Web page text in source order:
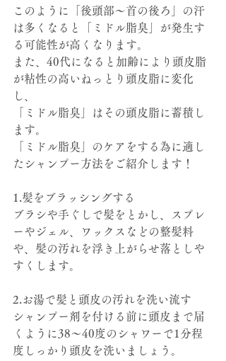
このように「後頭部～首の後ろ」の汗
は多くなると「ミドル脂臭」が発生す
る可能性が高くなります。
また、40代になると加齢により頭皮脂
が粘性の高いねっとり頭皮脂に変化
し、
「ミドル脂臭」はその頭皮脂に蓄積し
ます。
「ミドル脂臭」のケアをする為に適し
たシャンプー方法をご紹介します！
1.髪をブラッシングする
ブラシや手ぐしで髪をとかし、スプレ
ーやジェル、ワックスなどの整髪料
や、髪の汚れを浮き上がらせ落としや
すくします。
2.お湯で髪と頭皮の汚れを洗い流す
シャンプー剤を付ける前に頭皮まで届
くように38～40度のシャワーで1分程
度しっかり頭皮を洗いましょう。